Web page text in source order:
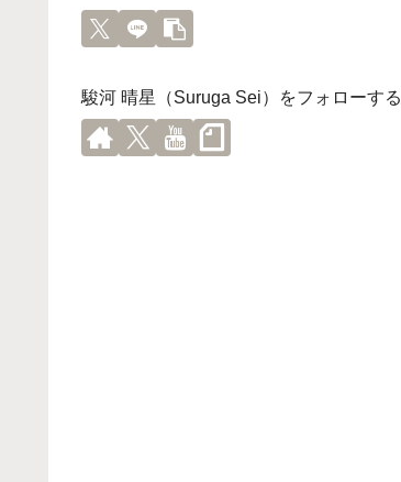
駿河 晴星（Suruga Sei）をフォローする